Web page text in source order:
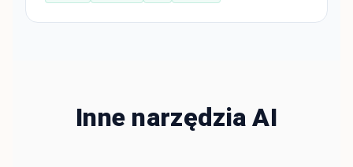
Inne narzędzia AI